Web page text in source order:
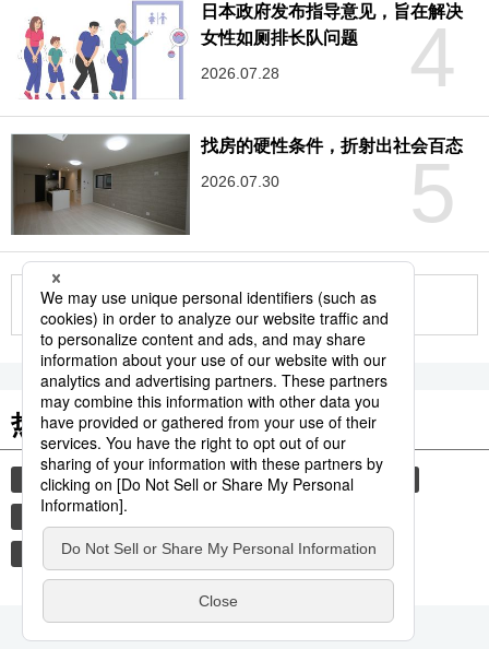
4
日本政府发布指导意见，旨在解决
女性如厕排长队问题
2026.07.28
5
找房的硬性条件，折射出社会百态
2026.07.30
更多
热门关键词
时事社新闻 日本进阶 历史 生活与旅游
中国 饮食
健康管理